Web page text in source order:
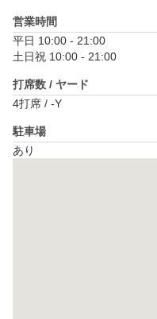
営業時間
平日 10:00 - 21:00
土日祝 10:00 - 21:00
打席数 / ヤード
4打席 / -Y
駐車場
あり